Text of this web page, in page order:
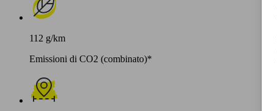
112 g/km
Emissioni di CO2 (combinato)*